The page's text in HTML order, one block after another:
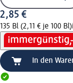
2,85 €
135 Bl (2,11 € je 100 Bl)
In den